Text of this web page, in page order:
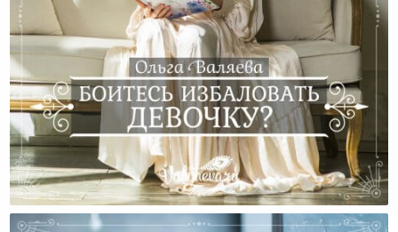
Боитесь Избаловать Девочку?